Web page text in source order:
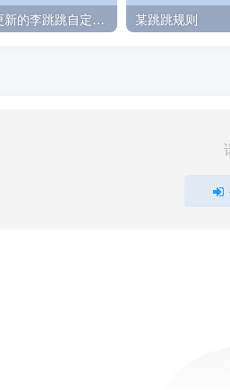
推荐个持续更新的李跳跳自定义规则 某跳跳规则